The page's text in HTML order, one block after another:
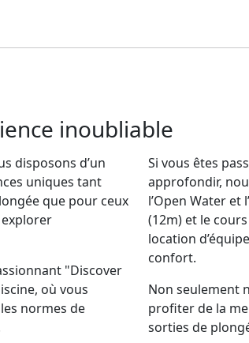
inoubliable
disposons d’un
uniques tant
que pour ceux
"Discover
où vous
normes de
Si vous êtes
approfondir,
l’Open Water et
(12m) et le
location
confort.
Non seulement
profiter de la
sorties de